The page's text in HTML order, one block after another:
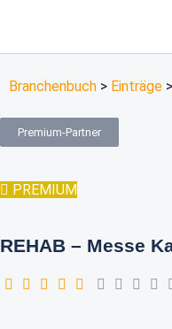
Branchenbuch > Einträge >
Premium-Partner
PREMIUM
REHAB – Messe